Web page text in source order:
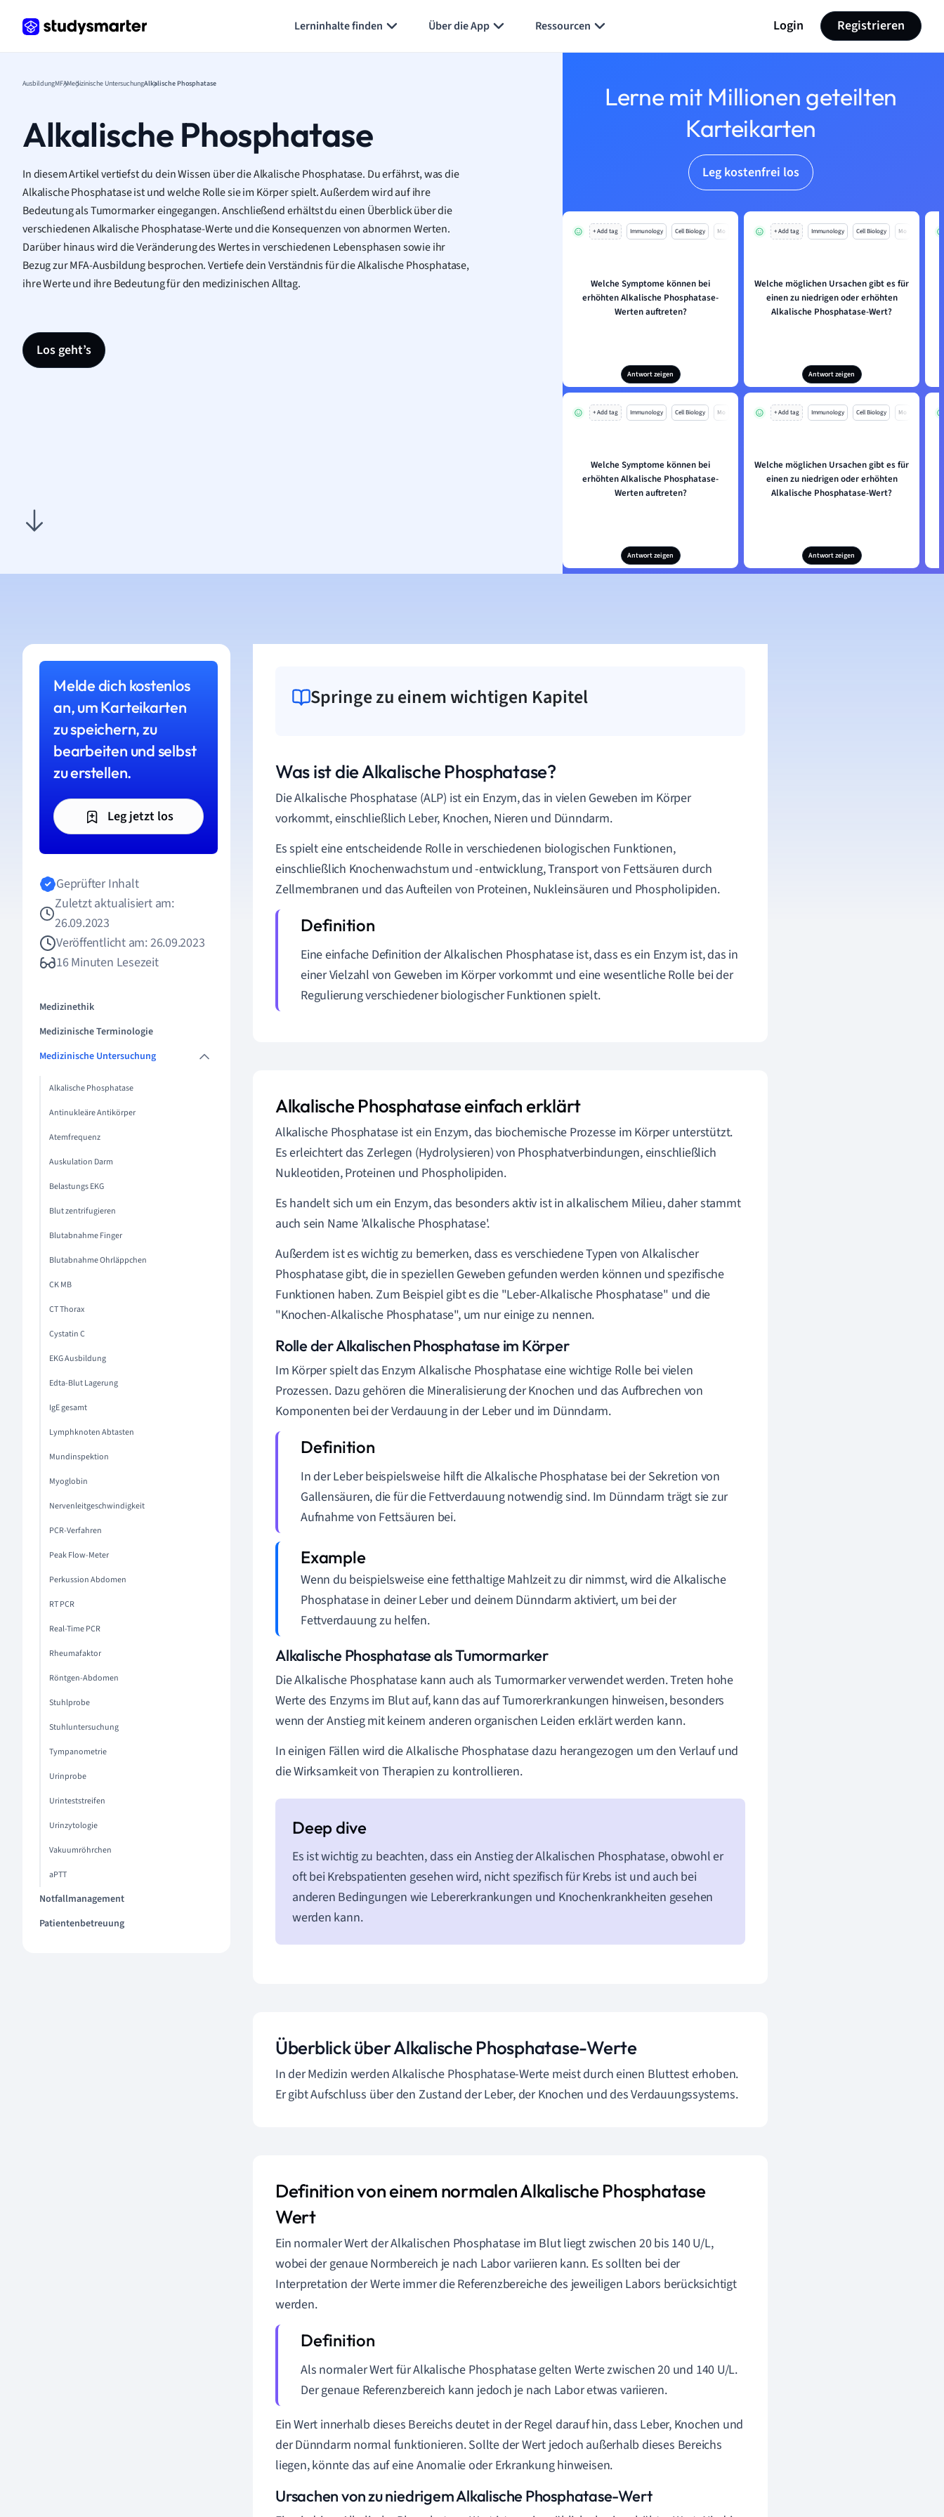
Lerninhalte finden Über die App Ressourcen Login Registrieren
AusbildungMFAMedizinische UntersuchungAlkalische Phosphatase
Alkalische Phosphatase
In diesem Artikel vertiefst du dein Wissen über die Alkalische Phosphatase. Du erfährst, was die
Alkalische Phosphatase ist und welche Rolle sie im Körper spielt. Außerdem wird auf ihre
Bedeutung als Tumormarker eingegangen. Anschließend erhältst du einen Überblick über die
verschiedenen Alkalische Phosphatase-Werte und die Konsequenzen von abnormen Werten.
Darüber hinaus wird die Veränderung des Wertes in verschiedenen Lebensphasen sowie ihr
Bezug zur MFA-Ausbildung besprochen. Vertiefe dein Verständnis für die Alkalische Phosphatase,
ihre Werte und ihre Bedeutung für den medizinischen Alltag.
Los geht’s
Lerne mit Millionen geteilten
Karteikarten
Leg kostenfrei los
+ Add tag Immunology Cell Biology Mo
Welche Symptome können bei
erhöhten Alkalische Phosphatase-
Werten auftreten?
Antwort zeigen
+ Add tag Immunology Cell Biology Mo
Welche möglichen Ursachen gibt es für
einen zu niedrigen oder erhöhten
Alkalische Phosphatase-Wert?
Antwort zeigen
+ Add tag Immunology Cell Biology Mo
Welche Symptome können bei
erhöhten Alkalische Phosphatase-
Werten auftreten?
Antwort zeigen
+ Add tag Immunology Cell Biology Mo
Welche möglichen Ursachen gibt es für
einen zu niedrigen oder erhöhten
Alkalische Phosphatase-Wert?
Antwort zeigen
Melde dich kostenlos
an, um Karteikarten
zu speichern, zu
bearbeiten und selbst
zu erstellen.
Leg jetzt los
Geprüfter Inhalt
Zuletzt aktualisiert am:
26.09.2023
Veröffentlicht am: 26.09.2023
16 Minuten Lesezeit
Medizinethik
Medizinische Terminologie
Medizinische Untersuchung
Alkalische Phosphatase
Antinukleäre Antikörper
Atemfrequenz
Auskulation Darm
Belastungs EKG
Blut zentrifugieren
Blutabnahme Finger
Blutabnahme Ohrläppchen
CK MB
CT Thorax
Cystatin C
EKG Ausbildung
Edta-Blut Lagerung
IgE gesamt
Lymphknoten Abtasten
Mundinspektion
Myoglobin
Nervenleitgeschwindigkeit
PCR-Verfahren
Peak Flow-Meter
Perkussion Abdomen
RT PCR
Real-Time PCR
Rheumafaktor
Röntgen-Abdomen
Stuhlprobe
Stuhluntersuchung
Tympanometrie
Urinprobe
Urinteststreifen
Urinzytologie
Vakuumröhrchen
aPTT
Notfallmanagement
Patientenbetreuung
Springe zu einem wichtigen Kapitel
Was ist die Alkalische Phosphatase?
Die Alkalische Phosphatase (ALP) ist ein Enzym, das in vielen Geweben im Körper
vorkommt, einschließlich Leber, Knochen, Nieren und Dünndarm.
Es spielt eine entscheidende Rolle in verschiedenen biologischen Funktionen,
einschließlich Knochenwachstum und -entwicklung, Transport von Fettsäuren durch
Zellmembranen und das Aufteilen von Proteinen, Nukleinsäuren und Phospholipiden.
Eine einfache Definition der Alkalischen Phosphatase ist, dass es ein Enzym ist, das in
einer Vielzahl von Geweben im Körper vorkommt und eine wesentliche Rolle bei der
Regulierung verschiedener biologischer Funktionen spielt.
Alkalische Phosphatase einfach erklärt
Alkalische Phosphatase ist ein Enzym, das biochemische Prozesse im Körper unterstützt.
Es erleichtert das Zerlegen (Hydrolysieren) von Phosphatverbindungen, einschließlich
Nukleotiden, Proteinen und Phospholipiden.
Es handelt sich um ein Enzym, das besonders aktiv ist in alkalischem Milieu, daher stammt
auch sein Name 'Alkalische Phosphatase'.
Außerdem ist es wichtig zu bemerken, dass es verschiedene Typen von Alkalischer
Phosphatase gibt, die in speziellen Geweben gefunden werden können und spezifische
Funktionen haben. Zum Beispiel gibt es die "Leber-Alkalische Phosphatase" und die
"Knochen-Alkalische Phosphatase", um nur einige zu nennen.
Rolle der Alkalischen Phosphatase im Körper
Im Körper spielt das Enzym Alkalische Phosphatase eine wichtige Rolle bei vielen
Prozessen. Dazu gehören die Mineralisierung der Knochen und das Aufbrechen von
Komponenten bei der Verdauung in der Leber und im Dünndarm.
In der Leber beispielsweise hilft die Alkalische Phosphatase bei der Sekretion von
Gallensäuren, die für die Fettverdauung notwendig sind. Im Dünndarm trägt sie zur
Aufnahme von Fettsäuren bei.
Wenn du beispielsweise eine fetthaltige Mahlzeit zu dir nimmst, wird die Alkalische
Phosphatase in deiner Leber und deinem Dünndarm aktiviert, um bei der
Fettverdauung zu helfen.
Alkalische Phosphatase als Tumormarker
Die Alkalische Phosphatase kann auch als Tumormarker verwendet werden. Treten hohe
Werte des Enzyms im Blut auf, kann das auf Tumorerkrankungen hinweisen, besonders
wenn der Anstieg mit keinem anderen organischen Leiden erklärt werden kann.
In einigen Fällen wird die Alkalische Phosphatase dazu herangezogen um den Verlauf und
die Wirksamkeit von Therapien zu kontrollieren.
Es ist wichtig zu beachten, dass ein Anstieg der Alkalischen Phosphatase, obwohl er
oft bei Krebspatienten gesehen wird, nicht spezifisch für Krebs ist und auch bei
anderen Bedingungen wie Lebererkrankungen und Knochenkrankheiten gesehen
werden kann.
Überblick über Alkalische Phosphatase-Werte
In der Medizin werden Alkalische Phosphatase-Werte meist durch einen Bluttest erhoben.
Er gibt Aufschluss über den Zustand der Leber, der Knochen und des Verdauungssystems.
Definition von einem normalen Alkalische Phosphatase
Wert
Ein normaler Wert der Alkalischen Phosphatase im Blut liegt zwischen 20 bis 140 U/L,
wobei der genaue Normbereich je nach Labor variieren kann. Es sollten bei der
Interpretation der Werte immer die Referenzbereiche des jeweiligen Labors berücksichtigt
werden.
Als normaler Wert für Alkalische Phosphatase gelten Werte zwischen 20 und 140 U/L.
Der genaue Referenzbereich kann jedoch je nach Labor etwas variieren.
Ein Wert innerhalb dieses Bereichs deutet in der Regel darauf hin, dass Leber, Knochen und
der Dünndarm normal funktionieren. Sollte der Wert jedoch außerhalb dieses Bereichs
liegen, könnte das auf eine Anomalie oder Erkrankung hinweisen.
Ursachen von zu niedrigem Alkalische Phosphatase-Wert